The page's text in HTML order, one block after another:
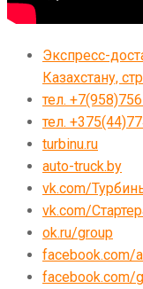
Экспресс-
Казахстану,
тел.
тел.
turbinu.ru
auto-truck.by
vk.com/
vk.com/
ok.ru/group
facebook.com/
facebook.com/